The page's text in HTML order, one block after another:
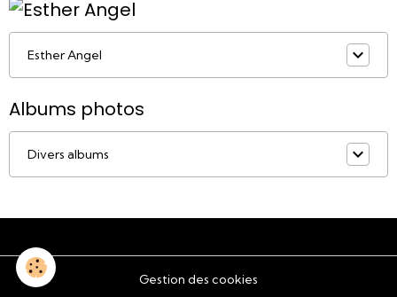
Esther Angel
Albums photos
Divers albums
Gestion des cookies